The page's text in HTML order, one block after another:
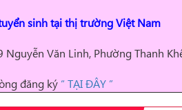
sinh tại thị trường Việt Nam
Văn Linh, Phường Thanh
đăng ký “ TẠI ĐÂY ”